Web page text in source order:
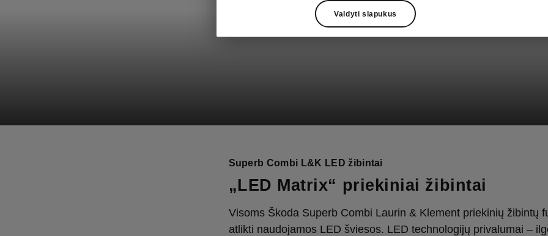
Superb Combi L&K LED žibintai
„LED Matrix“ priekiniai žibintai
Visoms Škoda Superb Combi Laurin & Klement priekinių žibintų
atlikti naudojamos LED šviesos. LED technologijų privalumai –
Valdyti slapukus